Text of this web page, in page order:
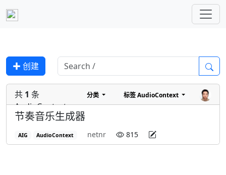
✚ 创建
共 1 条
AudioContext
分类 标签AudioContext
节奏音乐生成器
AIG AudioContext netnr 815